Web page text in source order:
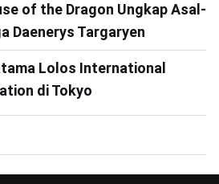
of the Dragon Ungkap Asal-
Daenerys Targaryen
Lolos International
di Tokyo